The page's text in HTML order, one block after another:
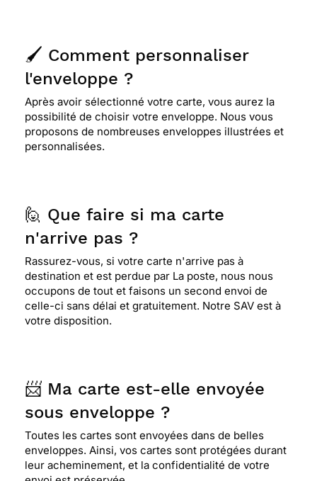
🖌️ Comment personnaliser
l'enveloppe ?
Après avoir sélectionné votre carte, vous aurez la
possibilité de choisir votre enveloppe. Nous vous
proposons de nombreuses enveloppes illustrées et
personnalisées.
🙋 Que faire si ma carte
n'arrive pas ?
Rassurez-vous, si votre carte n'arrive pas à
destination et est perdue par La poste, nous nous
occupons de tout et faisons un second envoi de
celle-ci sans délai et gratuitement. Notre SAV est à
votre disposition.
📨 Ma carte est-elle envoyée
sous enveloppe ?
Toutes les cartes sont envoyées dans de belles
enveloppes. Ainsi, vos cartes sont protégées durant
leur acheminement, et la confidentialité de votre